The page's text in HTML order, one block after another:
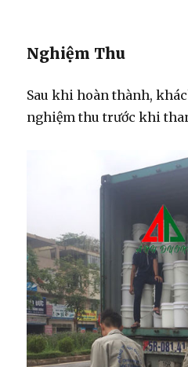
Nghiệm Thu
Sau khi hoàn thành,
nghiệm thu trước khi